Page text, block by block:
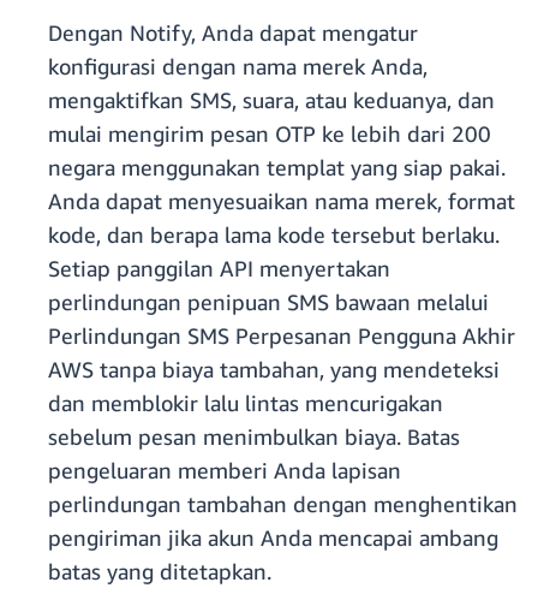
Dengan Notify, Anda dapat mengatur
konfigurasi dengan nama merek Anda,
mengaktifkan SMS, suara, atau keduanya, dan
mulai mengirim pesan OTP ke lebih dari 200
negara menggunakan templat yang siap pakai.
Anda dapat menyesuaikan nama merek, format
kode, dan berapa lama kode tersebut berlaku.
Setiap panggilan API menyertakan
perlindungan penipuan SMS bawaan melalui
Perlindungan SMS Perpesanan Pengguna Akhir
AWS tanpa biaya tambahan, yang mendeteksi
dan memblokir lalu lintas mencurigakan
sebelum pesan menimbulkan biaya. Batas
pengeluaran memberi Anda lapisan
perlindungan tambahan dengan menghentikan
pengiriman jika akun Anda mencapai ambang
batas yang ditetapkan.